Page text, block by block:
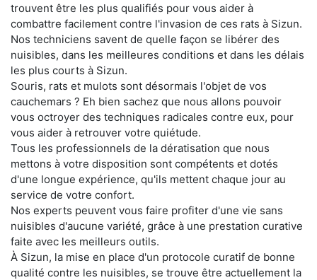
trouvent être les plus qualifiés pour vous aider à
combattre facilement contre l'invasion de ces rats à Sizun.
Nos techniciens savent de quelle façon se libérer des
nuisibles, dans les meilleures conditions et dans les délais
les plus courts à Sizun.
Souris, rats et mulots sont désormais l'objet de vos
cauchemars ? Eh bien sachez que nous allons pouvoir
vous octroyer des techniques radicales contre eux, pour
vous aider à retrouver votre quiétude.
Tous les professionnels de la dératisation que nous
mettons à votre disposition sont compétents et dotés
d'une longue expérience, qu'ils mettent chaque jour au
service de votre confort.
Nos experts peuvent vous faire profiter d'une vie sans
nuisibles d'aucune variété, grâce à une prestation curative
faite avec les meilleurs outils.
À Sizun, la mise en place d'un protocole curatif de bonne
qualité contre les nuisibles, se trouve être actuellement la